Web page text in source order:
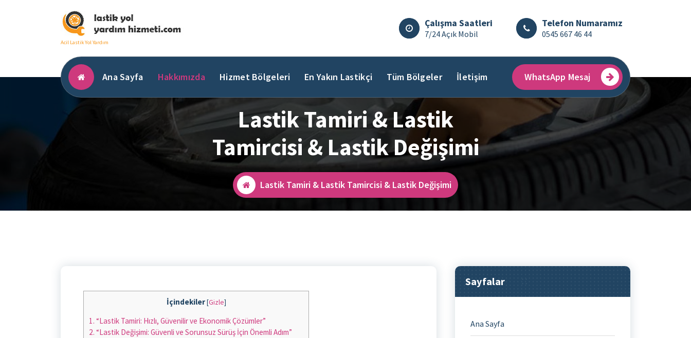
Acil Lastik Yol Yardım
Çalışma Saatleri
7/24 Açık Mobil
Telefon Numaramız
0545 667 46 44
Ana Sayfa Hakkımızda Hizmet Bölgeleri En Yakın Lastikçi Tüm Bölgeler İletişim WhatsApp Mesaj
Lastik Tamiri & Lastik
Tamircisi & Lastik Değişimi
Lastik Tamiri & Lastik Tamircisi & Lastik Değişimi
İçindekiler [Gizle]
1. “Lastik Tamiri: Hızlı, Güvenilir ve Ekonomik Çözümler”
2. “Lastik Değişimi: Güvenli ve Sorunsuz Sürüş İçin Önemli Adım”
Sayfalar
Ana Sayfa